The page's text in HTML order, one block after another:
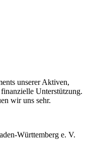
unserer Aktiven,
Unterstützung.
wir uns sehr.
Württemberg e. V.